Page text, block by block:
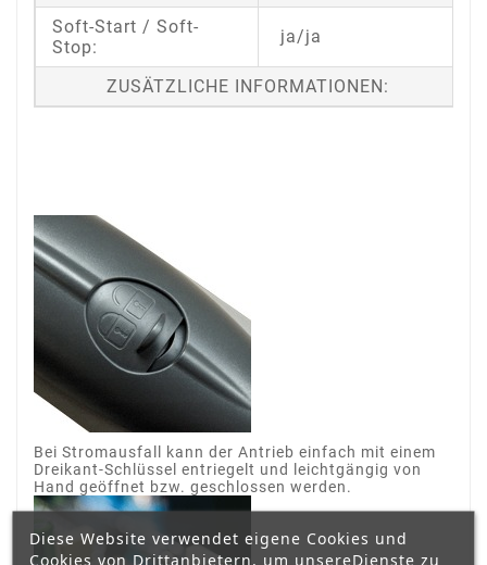
Soft-Start / Soft-
Stop:
ja/ja
ZUSÄTZLICHE INFORMATIONEN:
Bei Stromausfall kann der Antrieb einfach mit einem
Dreikant-Schlüssel entriegelt und leichtgängig von
Hand geöffnet bzw. geschlossen werden.
Diese Website verwendet eigene Cookies und
Cookies von Drittanbietern, um unsereDienste zu